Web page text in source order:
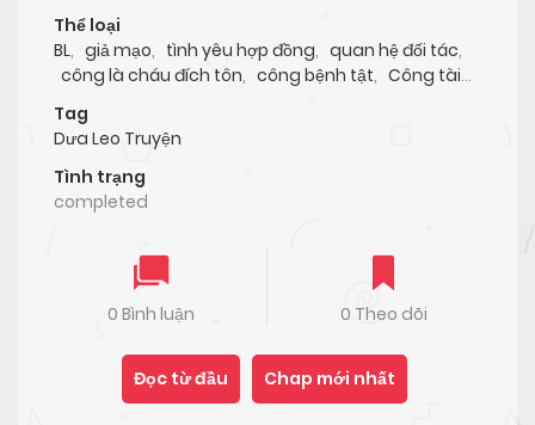
Thể loại
BL, giả mạo, tình yêu hợp đồng, quan hệ đối tác,
công là cháu đích tôn, công bệnh tật, Công tài
có năng lực
vật chất , Thụ mê trai đẹp
Tag
Dưa Leo Truyện
Tình trạng
completed
0 Bình luận 0 Theo dõi
Đọc từ đầu Chap mới nhất